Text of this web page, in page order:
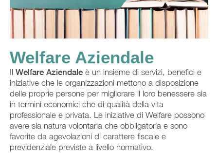
Welfare Aziendale
Il Welfare Aziendale è un insieme di servizi, benefici e
iniziative che le organizzazioni mettono a disposizione
delle proprie persone per migliorare il loro benessere sia
in termini economici che di qualità della vita
professionale e privata. Le iniziative di Welfare possono
avere sia natura volontaria che obbligatoria e sono
favorite da agevolazioni di carattere fiscale e
previdenziale previste a livello normativo.